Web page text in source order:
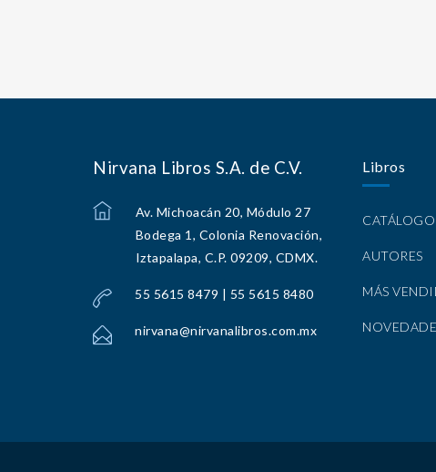
Nirvana Libros S.A. de C.V.
Av. Michoacán 20, Módulo 27
Bodega 1, Colonia Renovación,
Iztapalapa, C.P. 09209, CDMX.
55 5615 8479 | 55 5615 8480
nirvana@nirvanalibros.com.mx
Libros
CATÁLOGO
AUTORES
MÁS